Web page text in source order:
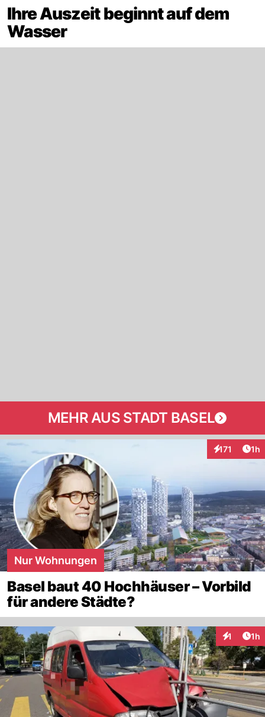
Ihre Auszeit beginnt auf dem
Wasser
MEHR AUS STADT BASEL
171
Interaktionen
1h
Nur Wohnungen
Basel baut 40 Hochhäuser – Vorbild
für andere Städte?
1 1h